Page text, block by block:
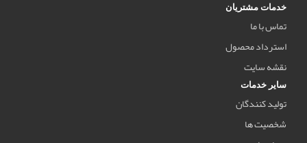
خدمات مشتریان
تماس با ما
استرداد محصول
نقشه سایت
سایر خدمات
تولید کنندگان
شخصیت ها